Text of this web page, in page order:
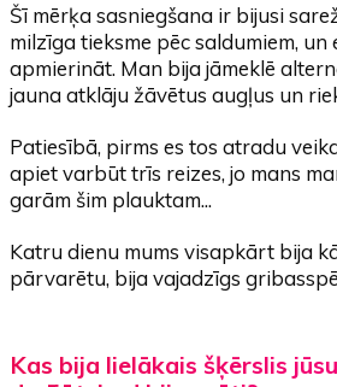
Šī mērķa sasniegšana ir bijusi
milzīga tieksme pēc saldumiem, un
apmierināt. Man bija jāmeklē
jauna atklāju žāvētus augļus un
Patiesībā, pirms es tos atradu
apiet varbūt trīs reizes, jo mans
garām šim plauktam...
Katru dienu mums visapkārt bija
pārvarētu, bija vajadzīgs
Kas bija lielākais šķērslis